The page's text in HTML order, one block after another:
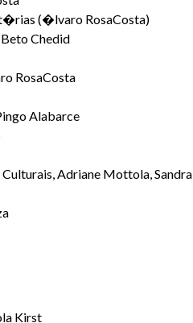
(�lvaro RosaCosta)
Chedid
RosaCosta
Alabarce
Adriane Mottola, Sandra
Kirst